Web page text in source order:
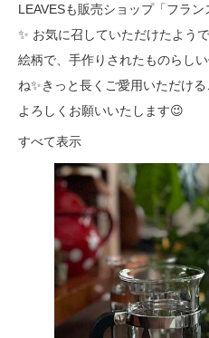
LEAVESも販売ショップ「フラ
✨ お気に召していただけたよう
絵柄で、手作りされたものらし
ね✨きっと長くご愛用いただけ
よろしくお願いいたします😉
すべて表示